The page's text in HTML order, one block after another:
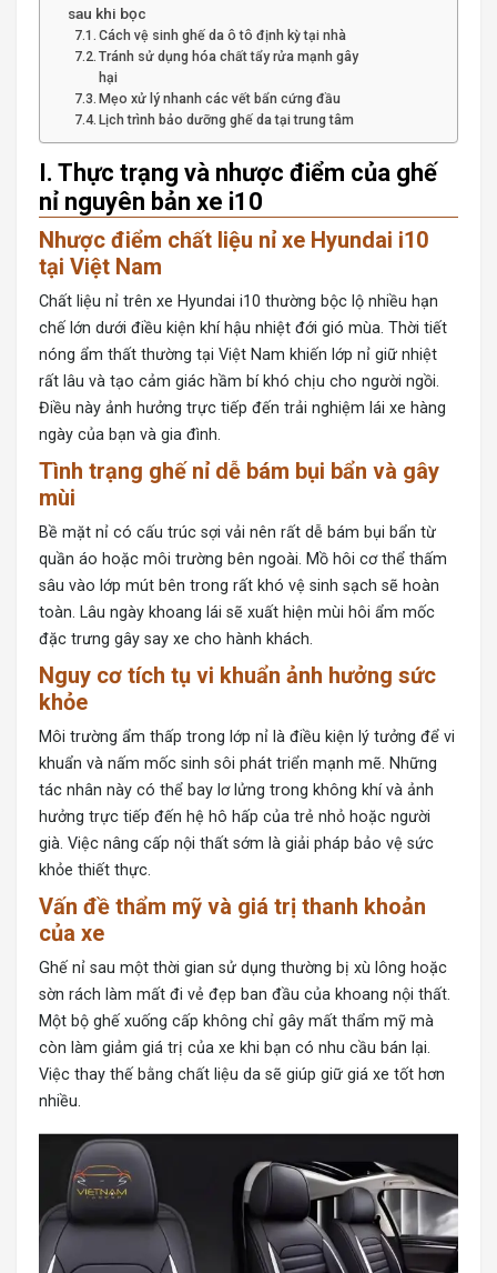
sau khi bọc
Cách vệ sinh ghế da ô tô định kỳ tại nhà
Tránh sử dụng hóa chất tẩy rửa mạnh gây
hại
Mẹo xử lý nhanh các vết bẩn cứng đầu
Lịch trình bảo dưỡng ghế da tại trung tâm
I. Thực trạng và nhược điểm của ghế
nỉ nguyên bản xe i10
Nhược điểm chất liệu nỉ xe Hyundai i10
tại Việt Nam
Chất liệu nỉ trên xe Hyundai i10 thường bộc lộ nhiều hạn
chế lớn dưới điều kiện khí hậu nhiệt đới gió mùa. Thời tiết
nóng ẩm thất thường tại Việt Nam khiến lớp nỉ giữ nhiệt
rất lâu và tạo cảm giác hầm bí khó chịu cho người ngồi.
Điều này ảnh hưởng trực tiếp đến trải nghiệm lái xe hàng
ngày của bạn và gia đình.
Tình trạng ghế nỉ dễ bám bụi bẩn và gây
mùi
Bề mặt nỉ có cấu trúc sợi vải nên rất dễ bám bụi bẩn từ
quần áo hoặc môi trường bên ngoài. Mồ hôi cơ thể thấm
sâu vào lớp mút bên trong rất khó vệ sinh sạch sẽ hoàn
toàn. Lâu ngày khoang lái sẽ xuất hiện mùi hôi ẩm mốc
đặc trưng gây say xe cho hành khách.
Nguy cơ tích tụ vi khuẩn ảnh hưởng sức
khỏe
Môi trường ẩm thấp trong lớp nỉ là điều kiện lý tưởng để vi
khuẩn và nấm mốc sinh sôi phát triển mạnh mẽ. Những
tác nhân này có thể bay lơ lửng trong không khí và ảnh
hưởng trực tiếp đến hệ hô hấp của trẻ nhỏ hoặc người
già. Việc nâng cấp nội thất sớm là giải pháp bảo vệ sức
khỏe thiết thực.
Vấn đề thẩm mỹ và giá trị thanh khoản
của xe
Ghế nỉ sau một thời gian sử dụng thường bị xù lông hoặc
sờn rách làm mất đi vẻ đẹp ban đầu của khoang nội thất.
Một bộ ghế xuống cấp không chỉ gây mất thẩm mỹ mà
còn làm giảm giá trị của xe khi bạn có nhu cầu bán lại.
Việc thay thế bằng chất liệu da sẽ giúp giữ giá xe tốt hơn
nhiều.